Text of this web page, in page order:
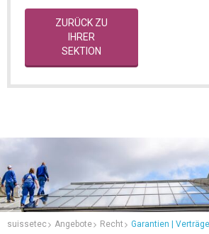
ZURÜCK ZU
IHRER
SEKTION
suissetec Angebote Recht Garantien |